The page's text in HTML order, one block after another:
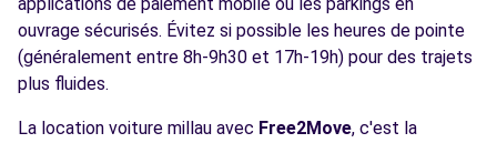
ouvrage sécurisés. Évitez si possible les heures de pointe
(généralement entre 8h-9h30 et 17h-19h) pour des trajets
plus fluides.
La location voiture millau avec Free2Move, c'est la